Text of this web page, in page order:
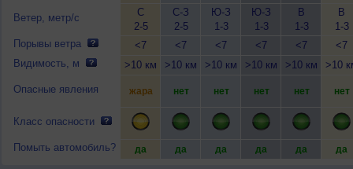
Ветер, метр/с
Порывы ветра
Видимость, м
Опасные явления
Класс опасности
Помыть автомобиль?
С
2-5
<7
>10 км
жара
да
С-З
2-5
<7
>10 км
нет
да
Ю-З
1-3
<7
>10 км
нет
да
Ю-З
1-3
<7
>10 км
нет
да
В
1-3
<7
>10 км
нет
да
В
1-3
<7
>10
нет
да